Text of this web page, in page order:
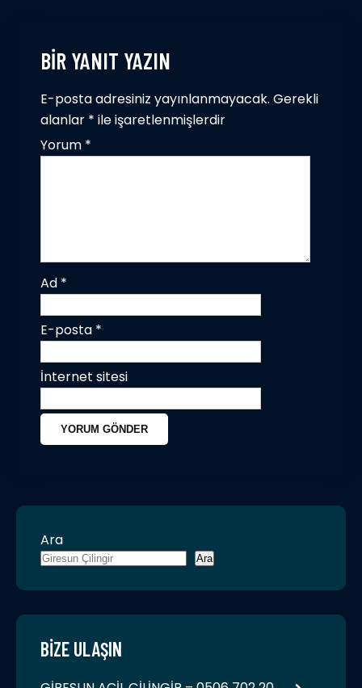
BIR YANIT YAZIN
E-posta adresiniz yayınlanmayacak. Gerekli
alanlar * ile işaretlenmişlerdir
Yorum *
Ad *
E-posta *
İnternet sitesi
Ara
Ara
BIZE ULAŞIN